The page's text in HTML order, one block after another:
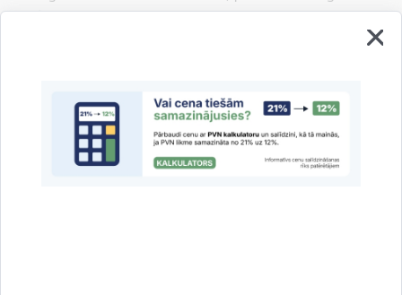
februāra).
darbojas tiesiski.
(!) Visiem tūrisma pakalpojumu sniedzējiem jānodrošina
informācija par savām fiziskajām un tiešsaistes pārdošanas